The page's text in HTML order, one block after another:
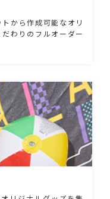
から作成可能なオリ
わりのフルオーダー